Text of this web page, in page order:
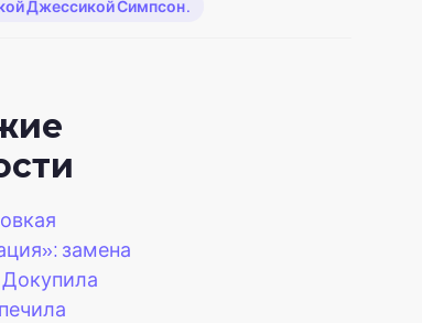
Джессикой Симпсон.
замена